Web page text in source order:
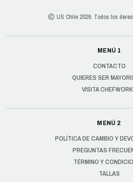
US Chile 2026. Todos los
MENÚ 1
CONTACTO
QUIERES SER
VISITA
MENÚ 2
POLÍTICA DE CAMBIO Y
PREGUNTAS
TÉRMINO Y
TALLAS